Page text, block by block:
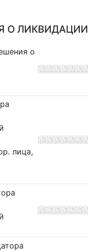
О ЛИКВИДАЦИИ
о
лица,